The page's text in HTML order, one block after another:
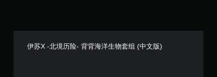
伊苏X -北境历险- 背背海洋生物套组 (中文版)